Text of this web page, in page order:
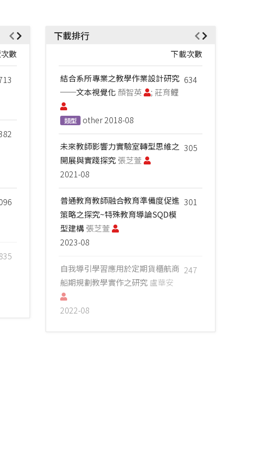
數
下載排行
下載次數
634
結合系所專業之教學作業設計研究
──文本視覺化 顏智英 ; 莊育鲤
類型 other2018-08
305
未來教師影響力實驗室轉型思維之
開展與實踐探究 張芝萱
2021-08
301
普通教育教師融合教育準備度促進
策略之探究~特殊教育導論SQD模
型建構 張芝萱
2023-08
247
自我導引學習應用於定期貨櫃航商
船期規劃教學實作之研究 盧華安
2022-08